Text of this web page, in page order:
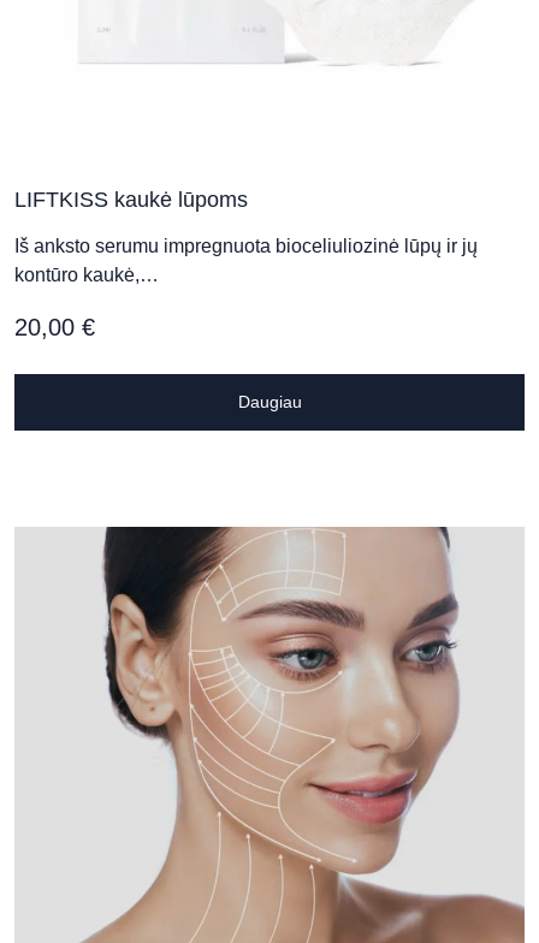
LIFTKISS kaukė lūpoms
Iš anksto serumu impregnuota bioceliuliozinė lūpų ir jų
kontūro kaukė,…
20,00 €
Daugiau